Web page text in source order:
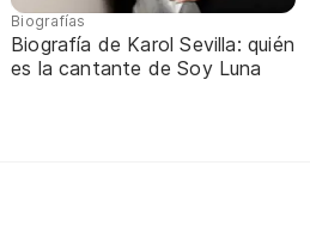
Biografías
Biografía de Karol Sevilla: quién
es la cantante de Soy Luna